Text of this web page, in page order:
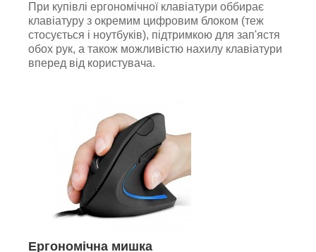
При купівлі ергономічної клавіатури оббирає
клавіатуру з окремим цифровим блоком (теж
стосується і ноутбуків), підтримкою для зап'ястя
обох рук, а також можливістю нахилу клавіатури
вперед від користувача.
Ергономічна мишка